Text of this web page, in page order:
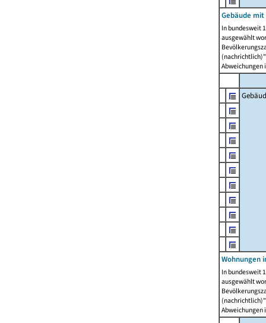
Gebäude
In bundesweit
ausgewählt
Abweichungen
Wohnungen
In bundesweit
ausgewählt
Abweichungen